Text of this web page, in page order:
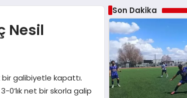
Nesil
galibiyetle kapattı.
0’lık net bir skorla galip
Son Dakika